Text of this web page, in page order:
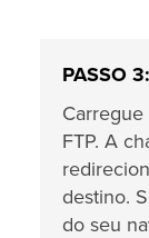
PASSO 3:
FTP. A
destino.
do seu